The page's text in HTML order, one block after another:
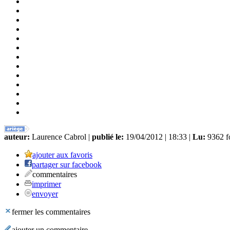
auteur: Laurence Cabrol | publié le: 19/04/2012 | 18:33 | Lu: 9362
ajouter aux favoris
partager sur facebook
commentaires
imprimer
envoyer
fermer les commentaires